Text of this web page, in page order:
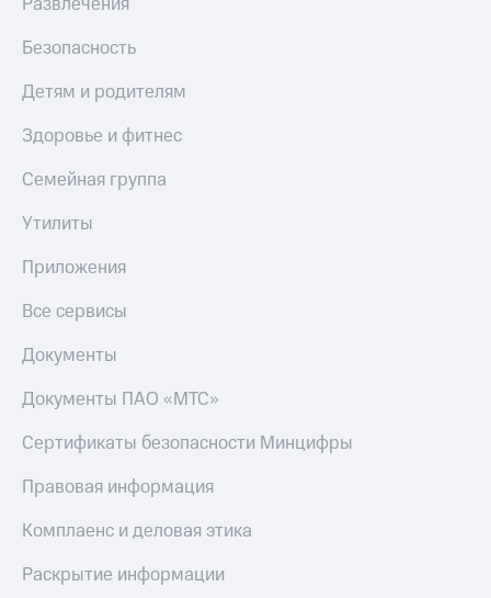
Безопасность
Детям и родителям
Здоровье и фитнес
Семейная группа
Утилиты
Приложения
Все сервисы
Документы
Документы ПАО «МТС»
Сертификаты безопасности Минцифры
Правовая информация
Комплаенс и деловая этика
Раскрытие информации